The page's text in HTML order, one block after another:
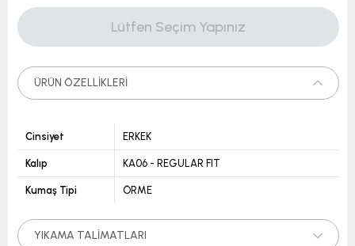
ÜRÜN ÖZELLIKLERI
Cinsiyet ERKEK
Kalıp KA06 - REGULAR FIT
Kumaş Tipi ÖRME
YIKAMA TALIMATLARI